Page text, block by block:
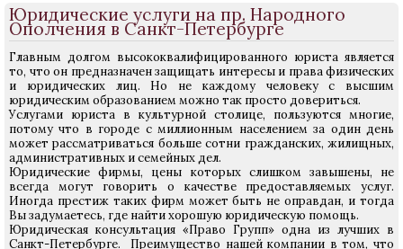
Юридические услуги на пр. Народного
Ополчения в Санкт-Петербурге
Главным долгом высококвалифицированного юриста является
то, что он предназначен защищать интересы и права физических
и юридических лиц. Но не каждому человеку с высшим
юридическим образованием можно так просто довериться.
Услугами юриста в культурной столице, пользуются многие,
потому что в городе с миллионным населением за один день
может рассматриваться больше сотни гражданских, жилищных,
административных и семейных дел.
Юридические фирмы, цены которых слишком завышены, не
всегда могут говорить о качестве предоставляемых услуг.
Иногда престиж таких фирм может быть не оправдан, и тогда
Вы задумаетесь, где найти хорошую юридическую помощь.
Юридическая консультация «Право Групп» одна из лучших в
Санкт-Петербурге. Преимущество нашей компании в том, что